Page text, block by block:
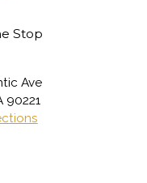
Stop
Ave
90221